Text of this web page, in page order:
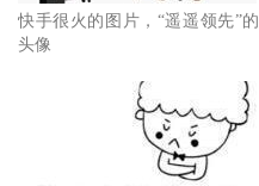
快手很火的图片，“遥遥领先”的
头像